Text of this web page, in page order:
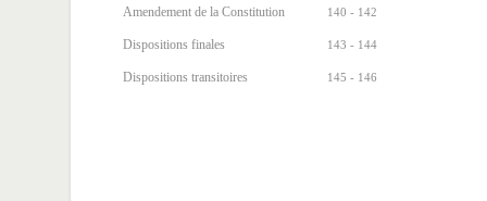
140 - 142
Amendement de la Constitution
143 - 144
Dispositions finales
145 - 146
Dispositions transitoires